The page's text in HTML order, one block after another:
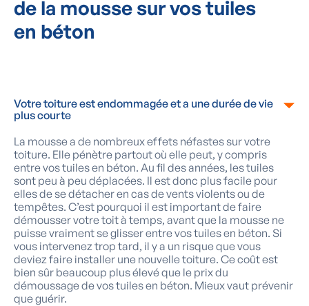
de la mousse sur vos tuiles
en béton
Votre toiture est endommagée et a une durée de vie
plus courte
La mousse a de nombreux effets néfastes sur votre
toiture. Elle pénètre partout où elle peut, y compris
entre vos tuiles en béton. Au fil des années, les tuiles
sont peu à peu déplacées. Il est donc plus facile pour
elles de se détacher en cas de vents violents ou de
tempêtes. C’est pourquoi il est important de faire
démousser votre toit à temps, avant que la mousse ne
puisse vraiment se glisser entre vos tuiles en béton. Si
vous intervenez trop tard, il y a un risque que vous
deviez faire installer une nouvelle toiture. Ce coût est
bien sûr beaucoup plus élevé que le prix du
démoussage de vos tuiles en béton. Mieux vaut prévenir
que guérir.